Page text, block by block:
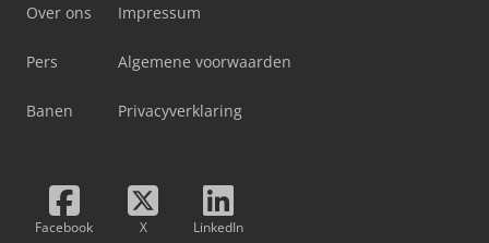
Over ons
Pers
Banen
Impressum
Algemene voorwaarden
Privacyverklaring
Facebook X LinkedIn